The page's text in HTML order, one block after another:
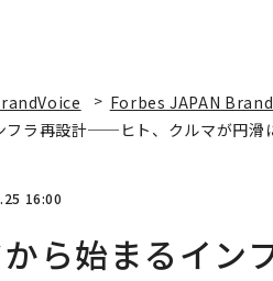
Forbes JAPAN
フラ再設計──ヒト、クルマが円滑
16:00
ら始まるイ